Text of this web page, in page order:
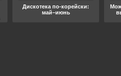
Дискотека по-корейски:
май–июнь